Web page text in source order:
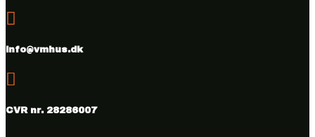

info@vmhus.dk

CVR nr. 28286007